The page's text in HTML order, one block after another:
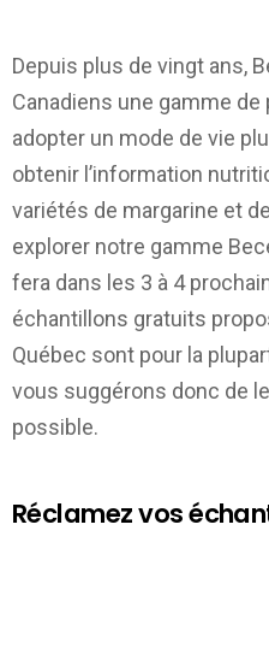
Depuis plus de vingt ans,
Canadiens une gamme
adopter un mode de vie
obtenir l’information
variétés de margarine et
explorer notre gamme
fera dans les 3 à 4
échantillons gratuits
Québec sont pour la
vous suggérons donc de
possible.
Réclamez vos